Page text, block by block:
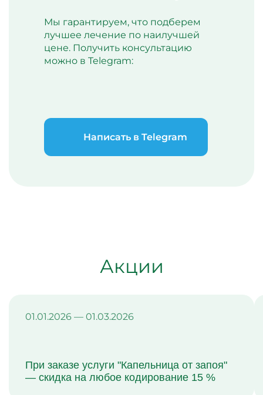
Мы гарантируем, что подберем
лучшее лечение по наилучшей
цене. Получить консультацию
можно в Telegram:
Написать в Telegram
Акции
01.01.2026 — 01.03.2026
При заказе услуги "Капельница от запоя"
— скидка на любое кодирование 15 %